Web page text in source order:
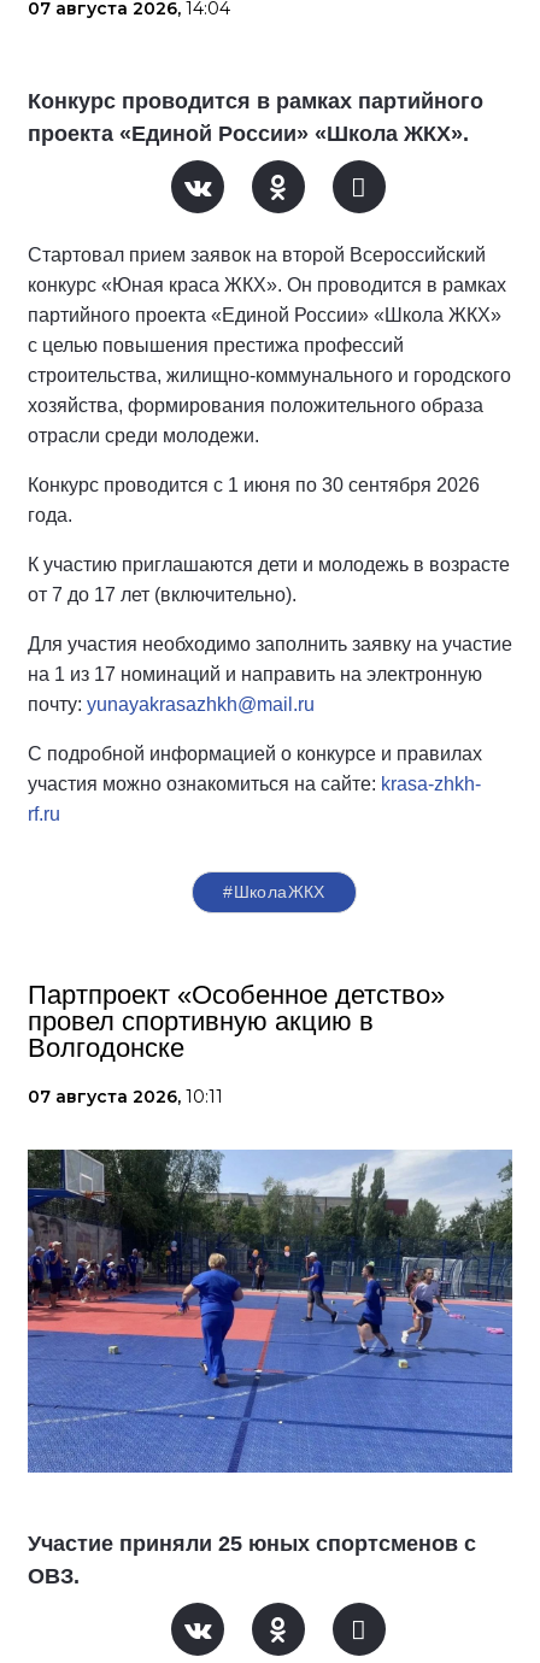
07 августа 2026, 14:04
Конкурс проводится в рамках партийного
проекта «Единой России» «Школа ЖКХ».
Стартовал прием заявок на второй Всероссийский
конкурс «Юная краса ЖКХ». Он проводится в рамках
партийного проекта «Единой России» «Школа ЖКХ»
с целью повышения престижа профессий
строительства, жилищно-коммунального и городского
хозяйства, формирования положительного образа
отрасли среди молодежи.
Конкурс проводится с 1 июня по 30 сентября 2026
года.
К участию приглашаются дети и молодежь в возрасте
от 7 до 17 лет (включительно).
Для участия необходимо заполнить заявку на участие
на 1 из 17 номинаций и направить на электронную
почту: yunayakrasazhkh@mail.ru
С подробной информацией о конкурсе и правилах
участия можно ознакомиться на сайте: krasa-zhkh-
rf.ru
#ШколаЖКХ
Партпроект «Особенное детство»
провел спортивную акцию в
Волгодонске
07 августа 2026, 10:11
Участие приняли 25 юных спортсменов с
ОВЗ.